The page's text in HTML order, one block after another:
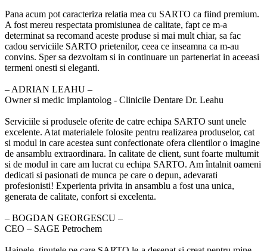
Pana acum pot caracteriza relatia mea cu SARTO ca fiind premium.
A fost mereu respectata promisiunea de calitate, fapt ce m-a
determinat sa recomand aceste produse si mai mult chiar, sa fac
cadou serviciile SARTO prietenilor, ceea ce inseamna ca m-au
convins. Sper sa dezvoltam si in continuare un parteneriat in aceeasi
termeni onesti si eleganti.
‒ ADRIAN LEAHU –
Owner si medic implantolog - Clinicile Dentare Dr. Leahu
Serviciile si produsele oferite de catre echipa SARTO sunt unele
excelente. Atat materialele folosite pentru realizarea produselor, cat
si modul in care acestea sunt confectionate ofera clientilor o imagine
de ansamblu extraordinara. In calitate de client, sunt foarte multumit
si de modul in care am lucrat cu echipa SARTO. Am întalnit oameni
dedicati si pasionati de munca pe care o depun, adevarati
profesionisti! Experienta privita in ansamblu a fost una unica,
generata de calitate, confort si excelenta.
‒ BOGDAN GEORGESCU –
CEO – SAGE Petrochem